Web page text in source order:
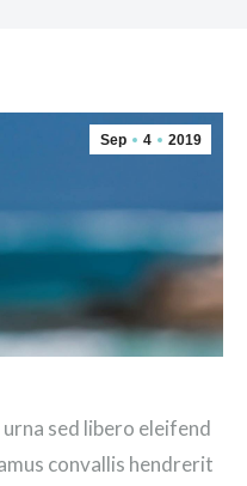
Sep 4 2019
sed libero eleifend
convallis hendrerit